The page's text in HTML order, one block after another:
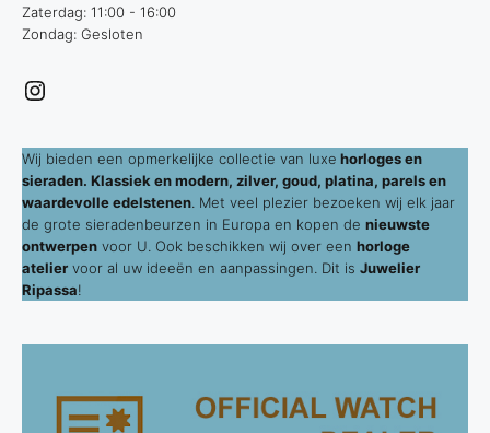
Zaterdag: 11:00 - 16:00
Zondag: Gesloten
Instagram
Wij bieden een opmerkelijke collectie van luxe horloges en
sieraden. Klassiek en modern, zilver, goud, platina, parels en
waardevolle edelstenen . Met veel plezier bezoeken wij elk jaar
de grote sieradenbeurzen in Europa en kopen de nieuwste
ontwerpen voor U. Ook beschikken wij over een horloge
atelier voor al uw ideeën en aanpassingen. Dit is Juwelier
Ripassa!